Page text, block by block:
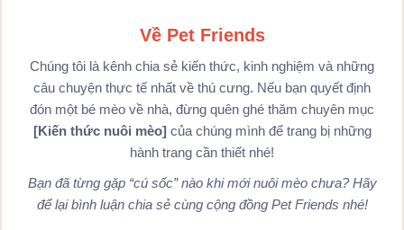
Về Pet Friends
Chúng tôi là kênh chia sẻ kiến thức, kinh nghiệm và những
câu chuyện thực tế nhất về thú cưng. Nếu bạn quyết định
đón một bé mèo về nhà, đừng quên ghé thăm chuyên mục
[Kiến thức nuôi mèo] của chúng mình để trang bị những
hành trang cần thiết nhé!
Bạn đã từng gặp “cú sốc” nào khi mới nuôi mèo chưa? Hãy
để lại bình luận chia sẻ cùng cộng đồng Pet Friends nhé!